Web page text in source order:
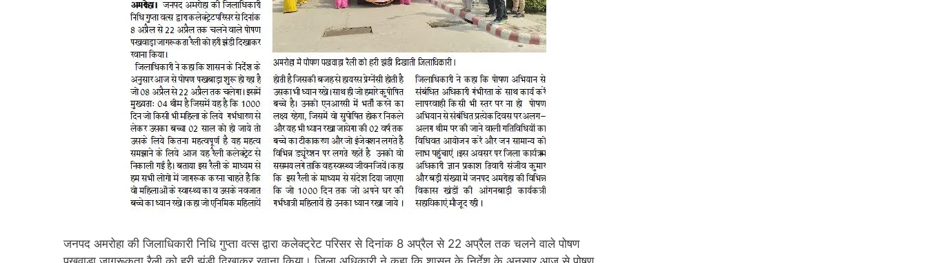
जनपद अमरोहा की जिलाधिकारी निधि गुप्ता वत्स द्वारा कलेक्ट्रेट परिसर से दिनांक 8 अप्रैल से 22 अप्रैल तक चलने वाले पोषण